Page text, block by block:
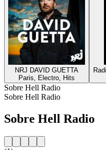
NRJ DAVID GUETTA
Paris, Electro, Hits
Sobre Hell Radio
Sobre Hell Radio
Sobre Hell Radio